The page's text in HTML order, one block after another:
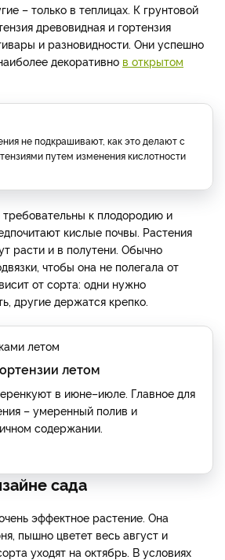
– только в теплицах. К грунтовой
древовидная и гортензия
и разновидности. Они успешно
декоративно в открытом
не подкрашивают, как это делают с
путем изменения кислотности
требовательны к плодородию и
кислые почвы. Растения
расти и в полутени. Обычно
чтобы она не полегала от
от сорта: одни нужно
другие держатся крепко.
летом
в июне–июле. Главное для
– умеренный полив и
содержании.
сада
эффектное растение. Она
пышно цветет весь август и
уходят на октябрь. В условиях